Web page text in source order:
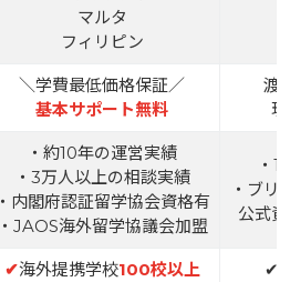
マルタ
フィリピン
＼学費最低価格保証／
基本サポート無料
渡
・約10年の運営実績
・3万人以上の相談実績
・内閣府認証留学協会資格有
・JAOS海外留学協議会加盟
・
・ブリ
公式
✔海外提携学校100校以上 ✔